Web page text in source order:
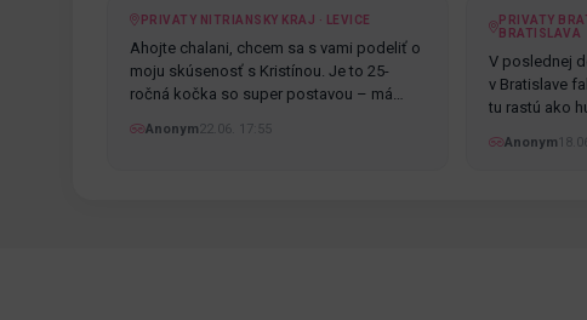
PRIVATY NITRIANSKY KRAJ · LEVICE
Ahojte chalani, chcem sa s vami podeliť o
moju skúsenosť s Kristínou. Je to 25-
ročná kočka so super postavou – má
Anonym22.06. 17:55
PRIVATY
BRATISLAVA
V poslednej
v Bratislave
tu rastú ako
Anonym